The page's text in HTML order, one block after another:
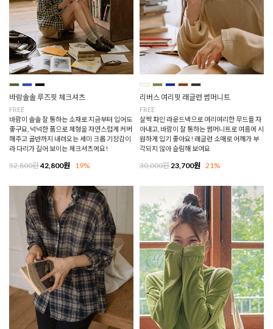
바람솔솔 루즈핏 체크셔츠
FREE
바람이 솔솔 잘 통하는 소재로 지금부터 입어도
좋구요, 넉넉한 품으로 체형을 자연스럽게 커버
해주고 골반까지 내려오는 세미 크롭 기장감이
라 다리가 길어 보이는 체크셔츠에요!
52,800원42,800원 19%
리버스 여리핏 래글런 썸머니트
FREE
살짝 파인 라운드넥으로 여리여리한 무드를 자
아내고, 바람이 잘 통하는 썸머니트로 여름에 시
원하게 입기 좋아요! 래글런 소매로 어깨가 부
각되지 않아 슬림해 보여요
30,000원 23,700원 21%